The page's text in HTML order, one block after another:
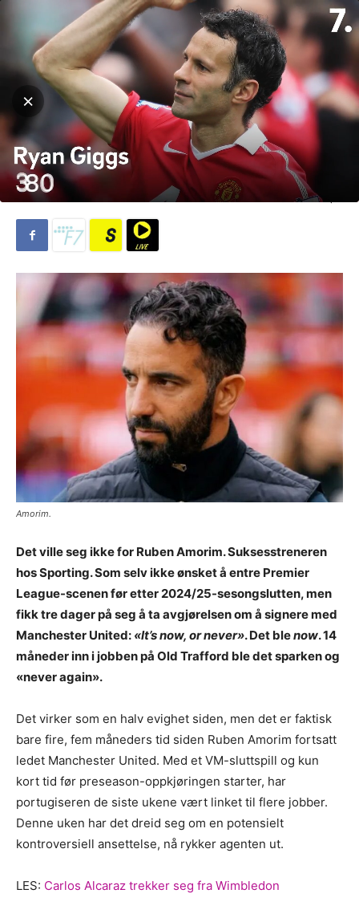
Hjem Fotball
Fotball
Ruben Amorim har tatt
valget om hvilken liga han
definitivt ikke velger retur til
21. mai 2026 274
Amorim.
Det ville seg ikke for Ruben Amorim. Suksesstreneren
hos Sporting. Som selv ikke ønsket å entre Premier
League-scenen før etter 2024/25-sesongslutten, men
fikk tre dager på seg å ta avgjørelsen om å signere med
Manchester United: «It’s now, or never». Det blenow. 14
måneder inn i jobben på Old Trafford ble det sparken og
«never again».
Det virker som en halv evighet siden, men det er faktisk
bare fire, fem måneders tid siden Ruben Amorim fortsatt
ledet Manchester United. Med et VM-sluttspill og kun
kort tid før preseason-oppkjøringen starter, har
portugiseren de siste ukene vært linket til flere jobber.
Denne uken har det dreid seg om en potensielt
kontroversiell ansettelse, nå rykker agenten ut.
LES: Carlos Alcaraz trekker seg fra Wimbledon